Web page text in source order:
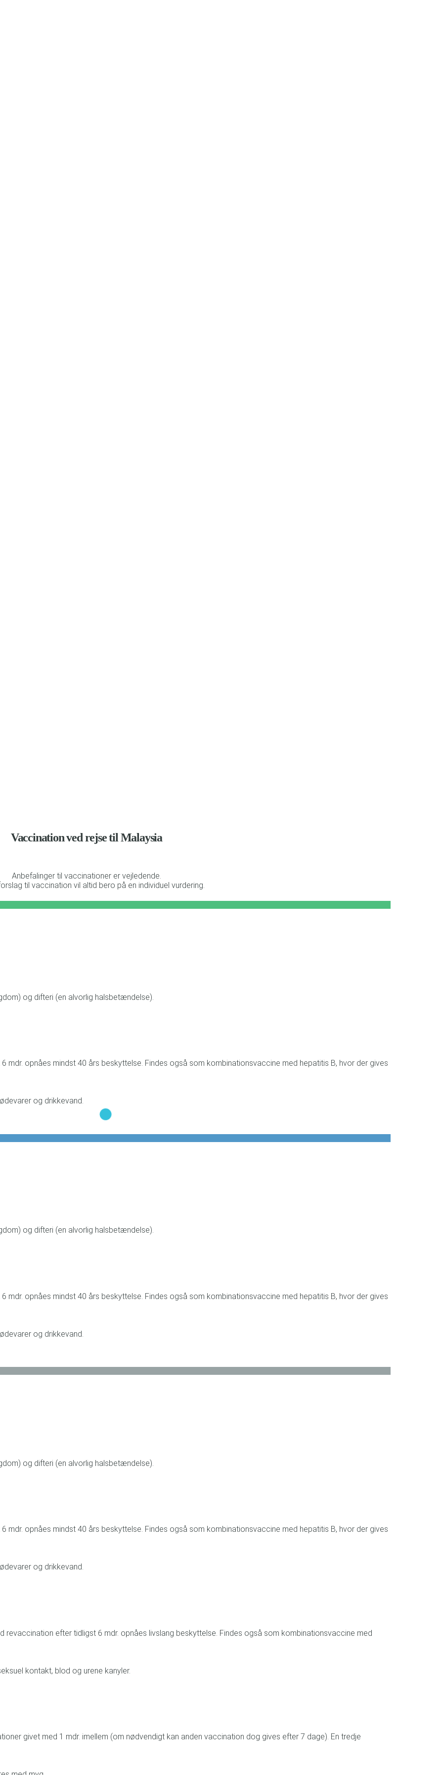
Vaccination ved rejse til Malaysia
Anbefalinger til vaccinationer er vejledende.
til vaccination vil altid bero på en individuel vurdering.
og difteri (en alvorlig halsbetændelse).
mdr. opnåes mindst 40 års beskyttelse. Findes også som kombinationsvaccine med hepatitis B, hvor der gives
og drikkevand.
og difteri (en alvorlig halsbetændelse).
mdr. opnåes mindst 40 års beskyttelse. Findes også som kombinationsvaccine med hepatitis B, hvor der gives
og drikkevand.
og difteri (en alvorlig halsbetændelse).
mdr. opnåes mindst 40 års beskyttelse. Findes også som kombinationsvaccine med hepatitis B, hvor der gives
og drikkevand.
revaccination efter tidligst 6 mdr. opnåes livslang beskyttelse. Findes også som kombinationsvaccine med
kontakt, blod og urene kanyler.
givet med 1 mdr. imellem (om nødvendigt kan anden vaccination dog gives efter 7 dage). En tredje